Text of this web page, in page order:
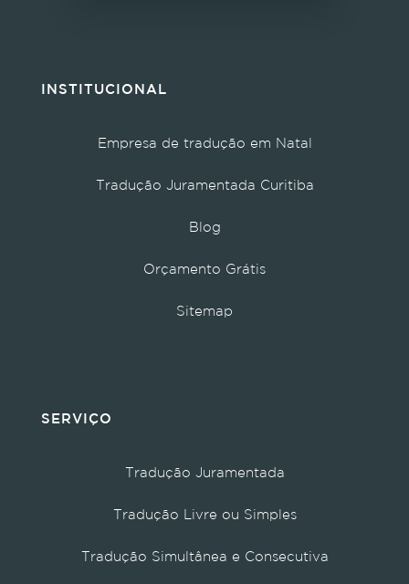
INSTITUCIONAL
Empresa de tradução em Natal
Tradução Juramentada Curitiba
Blog
Orçamento Grátis
Sitemap
SERVIÇO
Tradução Juramentada
Tradução Livre ou Simples
Tradução Simultânea e Consecutiva